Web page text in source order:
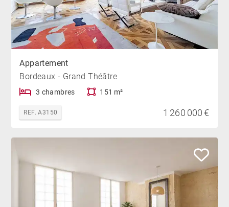
Appartement
Bordeaux - Grand Théâtre
3 chambres 151 m²
REF. A3150 1 260 000 €